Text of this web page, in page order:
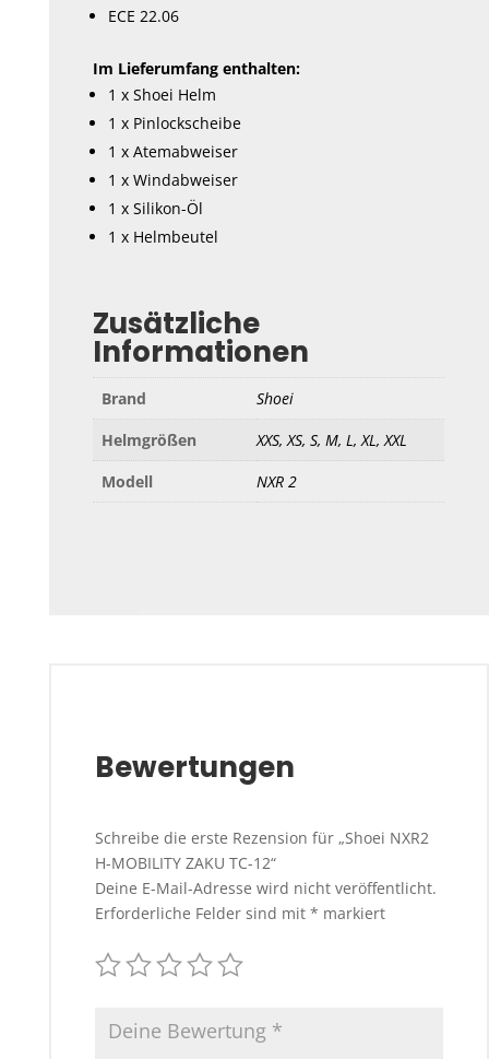
ECE 22.06
Im Lieferumfang enthalten:
1 x Shoei Helm
1 x Pinlockscheibe
1 x Atemabweiser
1 x Windabweiser
1 x Silikon-Öl
1 x Helmbeutel
Zusätzliche
Informationen
Brand
Shoei
Helmgrößen
XXS, XS, S, M, L, XL, XXL
Modell
NXR 2
Bewertungen
Schreibe die erste Rezension für „Shoei NXR2
H-MOBILITY ZAKU TC-12“
Deine E-Mail-Adresse wird nicht veröffentlicht.
Erforderliche Felder sind mit * markiert